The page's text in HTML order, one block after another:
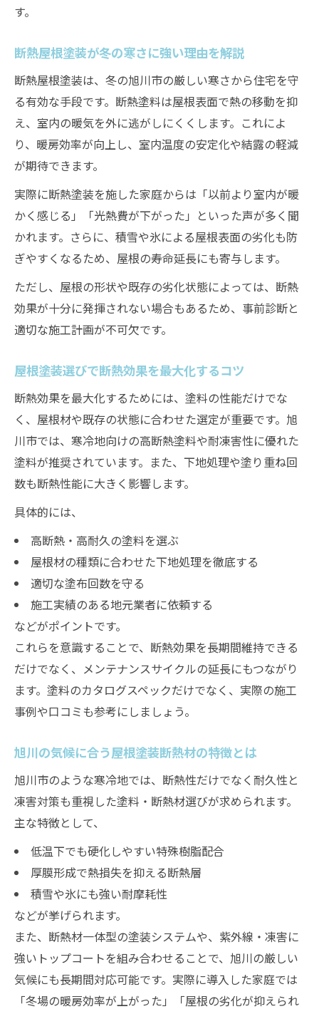
旭川の寒さに強い屋根塗装断熱のポイント
屋根塗装による断熱性向上の実践ポイント
屋根塗装断熱で重視すべき施工ポイント
断熱効果を高める屋根塗装の選び方の秘訣
屋根塗装断熱材の性能と選定時の注意点
屋根塗装で断熱性を持続させるメンテ法
屋根塗装断熱の効果を引き出す施工手順
旭川で求める断熱屋根塗装の効果とは
断熱屋根塗装が旭川で高評価な理由を紹介
屋根塗装により断熱効果がどう変わるか
屋根塗装断熱で暮らしが快適になる仕組み
旭川の住まいに合う屋根塗装断熱の条件
屋根塗装断熱の効果を実感するポイント
す。
断熱屋根塗装が冬の寒さに強い理由を解説
断熱屋根塗装は、冬の旭川市の厳しい寒さから住宅を守
る有効な手段です。断熱塗料は屋根表面で熱の移動を抑
え、室内の暖気を外に逃がしにくくします。これによ
り、暖房効率が向上し、室内温度の安定化や結露の軽減
が期待できます。
実際に断熱塗装を施した家庭からは「以前より室内が暖
かく感じる」「光熱費が下がった」といった声が多く聞
かれます。さらに、積雪や氷による屋根表面の劣化も防
ぎやすくなるため、屋根の寿命延長にも寄与します。
ただし、屋根の形状や既存の劣化状態によっては、断熱
効果が十分に発揮されない場合もあるため、事前診断と
適切な施工計画が不可欠です。
屋根塗装選びで断熱効果を最大化するコツ
断熱効果を最大化するためには、塗料の性能だけでな
く、屋根材や既存の状態に合わせた選定が重要です。旭
川市では、寒冷地向けの高断熱塗料や耐凍害性に優れた
塗料が推奨されています。また、下地処理や塗り重ね回
数も断熱性能に大きく影響します。
具体的には、
高断熱・高耐久の塗料を選ぶ
屋根材の種類に合わせた下地処理を徹底する
適切な塗布回数を守る
施工実績のある地元業者に依頼する
などがポイントです。
これらを意識することで、断熱効果を長期間維持できる
だけでなく、メンテナンスサイクルの延長にもつながり
ます。塗料のカタログスペックだけでなく、実際の施工
事例や口コミも参考にしましょう。
旭川の気候に合う屋根塗装断熱材の特徴とは
旭川市のような寒冷地では、断熱性だけでなく耐久性と
凍害対策も重視した塗料・断熱材選びが求められます。
主な特徴として、
低温下でも硬化しやすい特殊樹脂配合
厚膜形成で熱損失を抑える断熱層
積雪や氷にも強い耐摩耗性
などが挙げられます。
また、断熱材一体型の塗装システムや、紫外線・凍害に
強いトップコートを組み合わせることで、旭川の厳しい
気候にも長期間対応可能です。実際に導入した家庭では
「冬場の暖房効率が上がった」「屋根の劣化が抑えられ